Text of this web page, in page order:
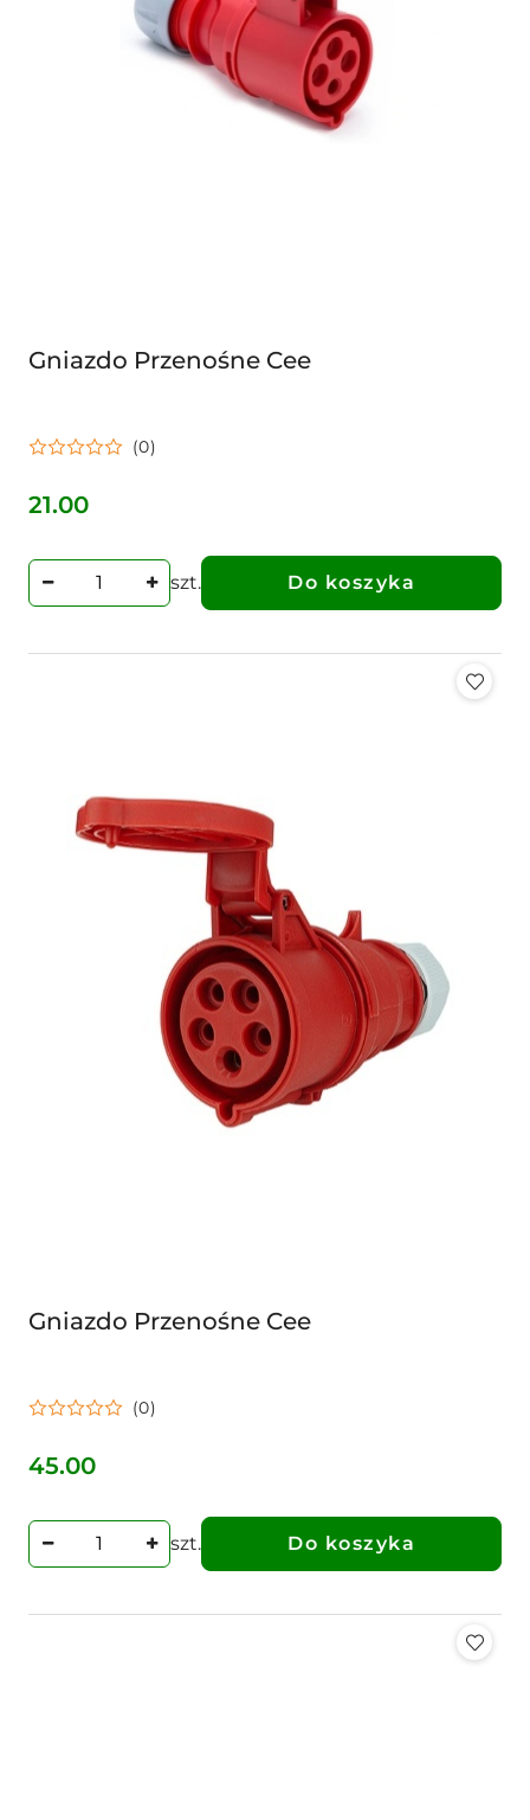
Gniazdo Przenośne Cee
(0)
Cena:
21.00
szt. Do koszyka
Gniazdo Przenośne Cee
(0)
Cena:
45.00
szt. Do koszyka